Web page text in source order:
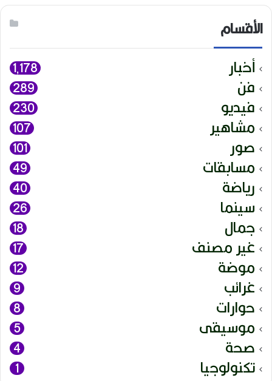
الأقسام
أخبار 1٬178
فن 289
فيديو 230
مشاهير 107
صور 101
مسابقات 49
رياضة 40
سينما 26
جمال 18
غير مصنف 17
موضة 12
غرائب 9
حوارات 8
موسيقى 5
صحة 4
تكنولوجيا 1